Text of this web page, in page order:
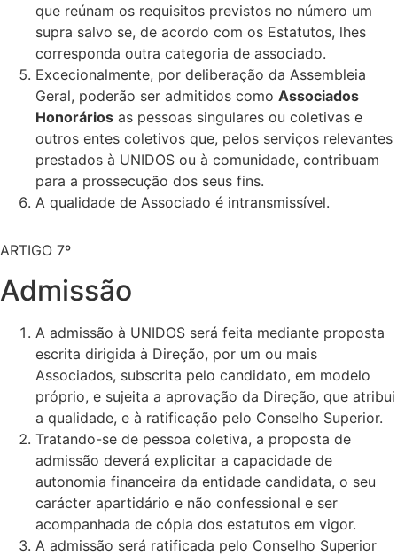
que reúnam os requisitos previstos no número um
supra salvo se, de acordo com os Estatutos, lhes
corresponda outra categoria de associado.
Excecionalmente, por deliberação da Assembleia
Geral, poderão ser admitidos como Associados
Honorários as pessoas singulares ou coletivas e
outros entes coletivos que, pelos serviços relevantes
prestados à UNIDOS ou à comunidade, contribuam
para a prossecução dos seus fins.
A qualidade de Associado é intransmissível.
ARTIGO 7º
Admissão
A admissão à UNIDOS será feita mediante proposta
escrita dirigida à Direção, por um ou mais
Associados, subscrita pelo candidato, em modelo
próprio, e sujeita a aprovação da Direção, que atribui
a qualidade, e à ratificação pelo Conselho Superior.
Tratando-se de pessoa coletiva, a proposta de
admissão deverá explicitar a capacidade de
autonomia financeira da entidade candidata, o seu
carácter apartidário e não confessional e ser
acompanhada de cópia dos estatutos em vigor.
A admissão será ratificada pelo Conselho Superior